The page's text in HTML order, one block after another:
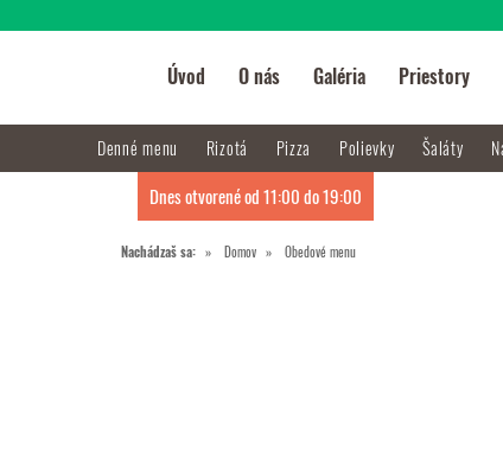
Nachádzaš sa: Domov Obedové menu
Úvod O nás Galéria Priestory
Denné menu Rizotá Pizza Polievky Šaláty
Dnes otvorené od 11:00 do 19:00